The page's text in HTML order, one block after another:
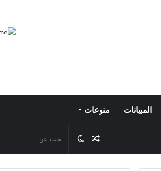
المبيانات منوعات
الوضع
المظلم
مقال
عشوائي